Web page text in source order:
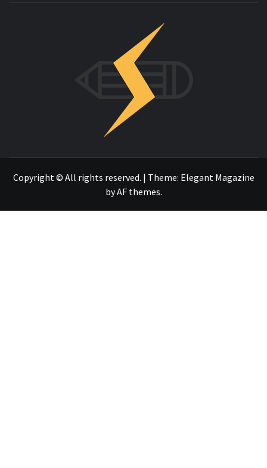
Copyright © All rights reserved. | Theme: Elegant Magazine
byAF themes.